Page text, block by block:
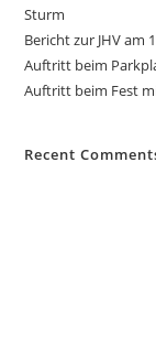
Sturm
Bericht zur JHV am
Auftritt beim
Auftritt beim Fest
Recent